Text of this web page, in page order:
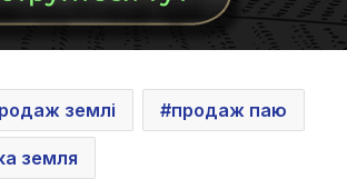
землі продаж паю
земля